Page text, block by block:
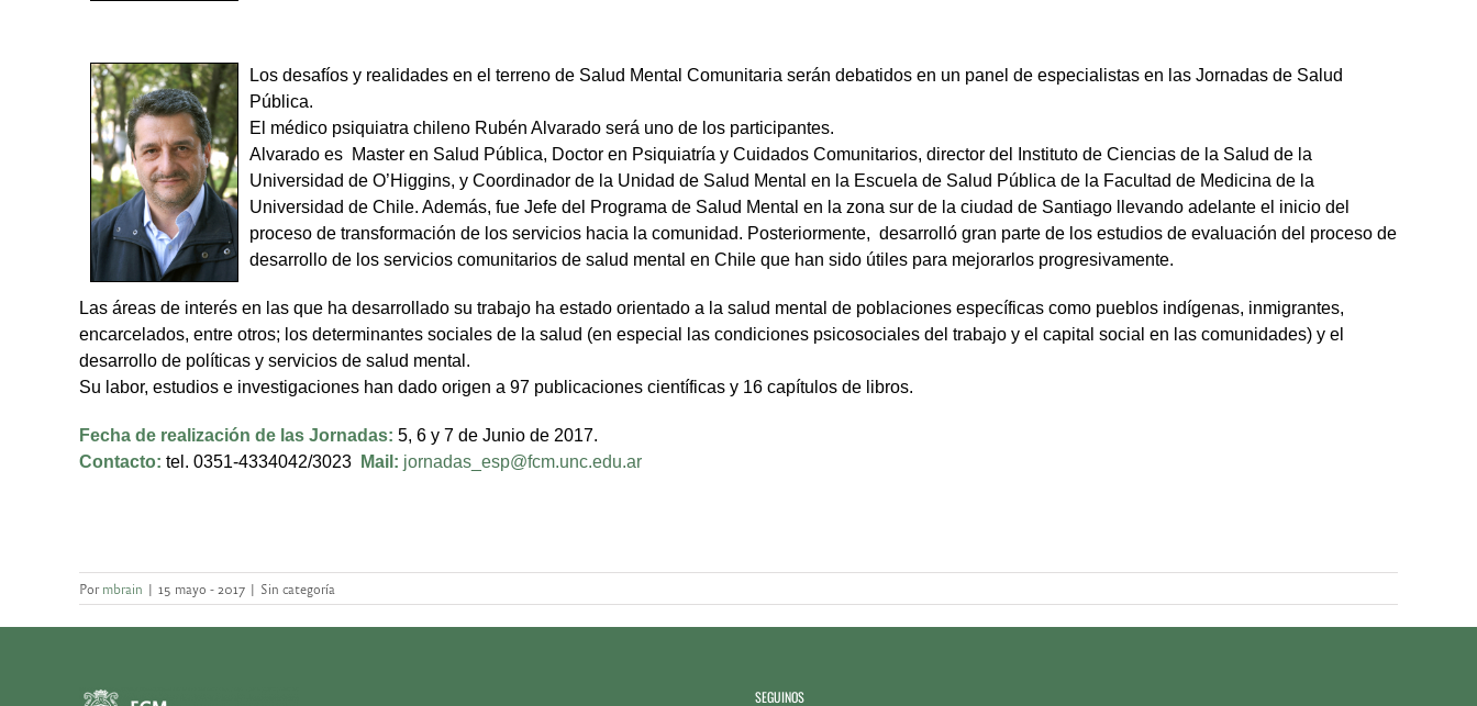
Los desafíos y realidades en el terreno de Salud Mental Comunitaria serán debatidos en un panel de especialistas en las Jornadas de Salud
Pública.
El médico psiquiatra chileno Rubén Alvarado será uno de los participantes.
Alvarado es Master en Salud Pública, Doctor en Psiquiatría y Cuidados Comunitarios, director del Instituto de Ciencias de la Salud de la
Universidad de O’Higgins, y Coordinador de la Unidad de Salud Mental en la Escuela de Salud Pública de la Facultad de Medicina de la
Universidad de Chile. Además, fue Jefe del Programa de Salud Mental en la zona sur de la ciudad de Santiago llevando adelante el inicio del
proceso de transformación de los servicios hacia la comunidad. Posteriormente, desarrolló gran parte de los estudios de evaluación del proceso de
desarrollo de los servicios comunitarios de salud mental en Chile que han sido útiles para mejorarlos progresivamente.
Las áreas de interés en las que ha desarrollado su trabajo ha estado orientado a la salud mental de poblaciones específicas como pueblos indígenas, inmigrantes,
encarcelados, entre otros; los determinantes sociales de la salud (en especial las condiciones psicosociales del trabajo y el capital social en las comunidades) y el
desarrollo de políticas y servicios de salud mental.
Su labor, estudios e investigaciones han dado origen a 97 publicaciones científicas y 16 capítulos de libros.
Fecha de realización de las Jornadas: 5, 6 y 7 de Junio de 2017.
Contacto: tel. 0351-4334042/3023 Mail: jornadas_esp@fcm.unc.edu.ar
Pormbrain | 15 mayo - 2017 | Sin categoría
SEGUINOS